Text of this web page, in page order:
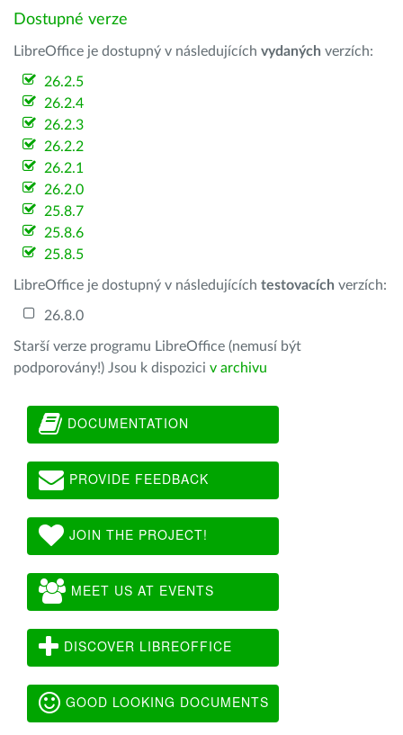
Dostupné verze
LibreOffice je dostupný v následujících vydaných verzích:
26.2.5
26.2.4
26.2.3
26.2.2
26.2.1
26.2.0
25.8.7
25.8.6
25.8.5
LibreOffice je dostupný v následujících testovacích verzích:
26.8.0
Starší verze programu LibreOffice (nemusí být
podporovány!) Jsou k dispozici v archivu
DOCUMENTATION
PROVIDE FEEDBACK
JOIN THE PROJECT!
MEET US AT EVENTS
DISCOVER LIBREOFFICE
GOOD LOOKING DOCUMENTS